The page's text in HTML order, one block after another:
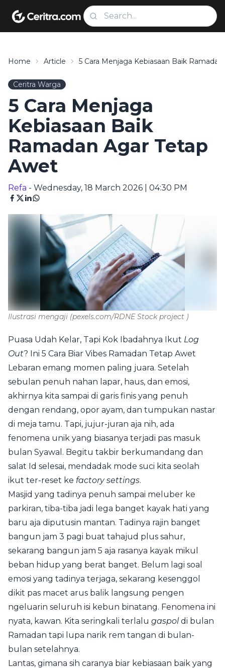
Home Article 5 Cara Menjaga Kebiasaan Baik
Ceritra Warga
5 Cara Menjaga
Kebiasaan Baik
Ramadan Agar Tetap
Awet
Refa - Wednesday, 18 March 2026 | 04:30 PM
Ilustrasi mengaji (pexels.com/RDNE Stock project )
Puasa Udah Kelar, Tapi Kok Ibadahnya Ikut Log
Out? Ini 5 Cara Biar Vibes Ramadan Tetap Awet
Lebaran emang momen paling juara. Setelah
sebulan penuh nahan lapar, haus, dan emosi,
akhirnya kita sampai di garis finis yang penuh
dengan rendang, opor ayam, dan tumpukan nastar
di meja tamu. Tapi, jujur-juran aja nih, ada
fenomena unik yang biasanya terjadi pas masuk
bulan Syawal. Begitu takbir berkumandang dan
salat Id selesai, mendadak mode suci kita seolah
ikut ter-reset ke factory settings.
Masjid yang tadinya penuh sampai meluber ke
parkiran, tiba-tiba jadi lega banget kayak hati yang
baru aja diputusin mantan. Tadinya rajin banget
bangun jam 3 pagi buat tahajud plus sahur,
sekarang bangun jam 5 aja rasanya kayak mikul
beban hidup yang berat banget. Belum lagi soal
emosi yang tadinya terjaga, sekarang kesenggol
dikit pas macet arus balik langsung pengen
ngeluarin seluruh isi kebun binatang. Fenomena ini
nyata, kawan. Kita seringkali terlalu gaspoldi bulan
Ramadan tapi lupa narik rem tangan di bulan-
bulan setelahnya.
Lantas, gimana sih caranya biar kebiasaan baik yang